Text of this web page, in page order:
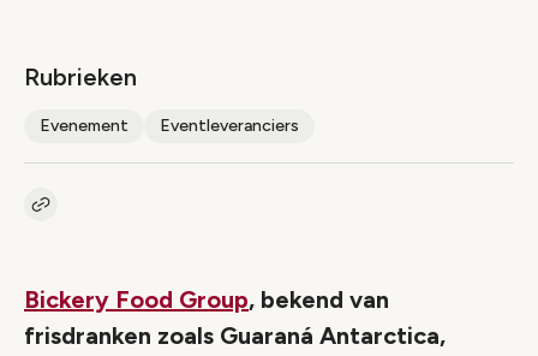
Rubrieken
Evenement Eventleveranciers
Kopieer link naar artikel
Bickery Food Group, bekend van
frisdranken zoals Guaraná Antarctica,